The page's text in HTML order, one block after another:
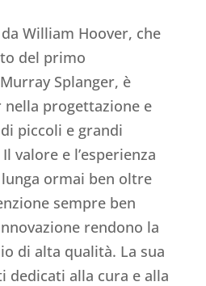
William Hoover, che
del primo
Splanger, è
nella progettazione e
piccoli e grandi
valore e l’esperienza
ormai ben oltre
sempre ben
rendono la
di alta qualità. La sua
alla cura e alla